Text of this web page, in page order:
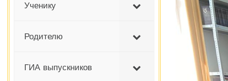
Ученику
Родителю
ГИА выпускников